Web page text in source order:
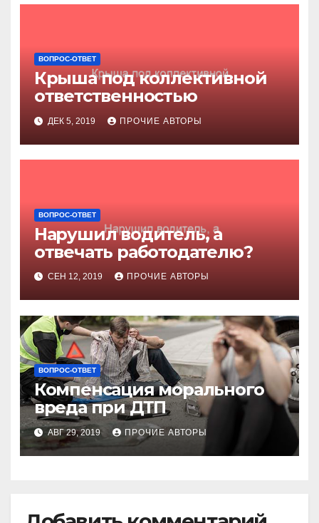
ВОПРОС-ОТВЕТ
Крыша под коллективной
ответственностью
ДЕК 5, 2019 ПРОЧИЕ АВТОРЫ
ВОПРОС-ОТВЕТ
Нарушил водитель, а
отвечать работодателю?
СЕН 12, 2019 ПРОЧИЕ АВТОРЫ
ВОПРОС-ОТВЕТ
Компенсация морального
вреда при ДТП
АВГ 29, 2019 ПРОЧИЕ АВТОРЫ